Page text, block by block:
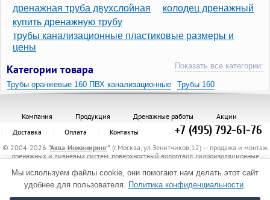
дренажная труба двухслойная
колодец дренажный
купить дренажную трубу
трубы канализационные пластиковые размеры и
цены
Категории товара Показать все категории:
Трубы оранжевые 160 ПВХ канализационные Трубы 160
Компания Продукция Дренажные работы
Акции
Доставка
Оплата Контакты +7 (495) 792-61-76
© 2004-2026 "Аква-Инжиниринг" (г.Москва, ул.Зенитчиков,12) — продажа и монтаж
дренажных и ливневых систем, поверхностный водоотвод, гидроизоляционные
для укрепления грунта, электрообогрев трубопроводов.
Политика обработки персональных данных
Мы используем файлы cookie, они помогают нам делать этот сайт
удобнее для пользователя. Политика конфиденциальности.